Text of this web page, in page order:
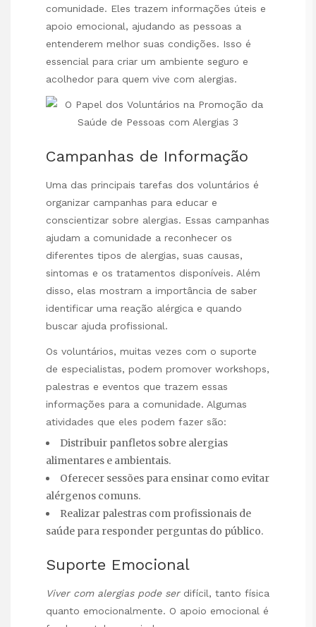
comunidade. Eles trazem informações úteis e
apoio emocional, ajudando as pessoas a
entenderem melhor suas condições. Isso é
essencial para criar um ambiente seguro e
acolhedor para quem vive com alergias.
Campanhas de Informação
Uma das principais tarefas dos voluntários é
organizar campanhas para educar e
conscientizar sobre alergias. Essas campanhas
ajudam a comunidade a reconhecer os
diferentes tipos de alergias, suas causas,
sintomas e os tratamentos disponíveis. Além
disso, elas mostram a importância de saber
identificar uma reação alérgica e quando
buscar ajuda profissional.
Os voluntários, muitas vezes com o suporte
de especialistas, podem promover workshops,
palestras e eventos que trazem essas
informações para a comunidade. Algumas
atividades que eles podem fazer são:
Distribuir panfletos sobre alergias
alimentares e ambientais.
Oferecer sessões para ensinar como evitar
alérgenos comuns.
Realizar palestras com profissionais de
saúde para responder perguntas do público.
Suporte Emocional
Viver com alergias pode serdifícil, tanto física
quanto emocionalmente. O apoio emocional é